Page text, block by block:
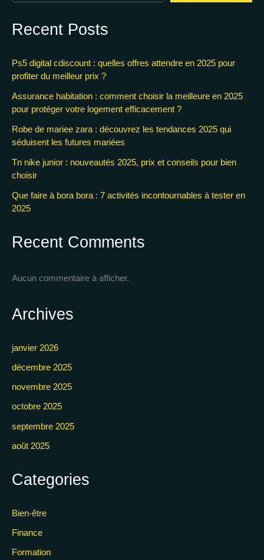
Recent Posts
Ps5 digital cdiscount : quelles offres attendre en 2025 pour
profiter du meilleur prix ?
Assurance habitation : comment choisir la meilleure en 2025
pour protéger votre logement efficacement ?
Robe de mariee zara : découvrez les tendances 2025 qui
séduisent les futures mariées
Tn nike junior : nouveautés 2025, prix et conseils pour bien
choisir
Que faire à bora bora : 7 activités incontournables à tester en
2025
Recent Comments
Aucun commentaire à afficher.
Archives
janvier 2026
décembre 2025
novembre 2025
octobre 2025
septembre 2025
août 2025
Categories
Bien-être
Finance
Formation